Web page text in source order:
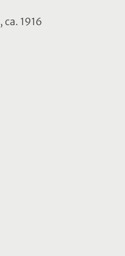
, ca. 1916